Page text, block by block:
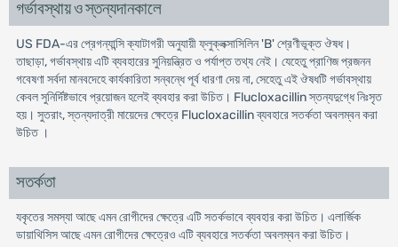
গর্ভাবস্থায় ও স্তন্যদানকালে
US FDA-এর প্রেগন্যান্সি ক্যাটাগরী অনুযায়ী ফ্লুক্লক্সাসিলিন 'B' শ্রেণীভূক্ত ঔষধ।
তাছাড়া, গর্ভাবস্থায় এটি ব্যবহারের সুনিয়ন্ত্রিত ও পর্যাপ্ত তথ্য নেই। যেহেতু প্রাণিজ প্রজনন
গবেষণা সর্বদা মানবদেহে কার্যকারিতা সন্বন্ধে পূর্ব ধারণা দেয় না, সেহেতু এই ঔষধটি গর্ভাবস্থায়
কেবল সুনির্দিষ্টভাবে প্রয়োজন হলেই ব্যবহার করা উচিত। Flucloxacillin স্তন্যদুগ্ধে নিঃসৃত
হয়। সুতরাং, স্তন্যদাত্রী মায়েদের ক্ষেত্রে Flucloxacillin ব্যবহারে সতর্কতা অবলম্বন করা
উচিত ।
সতর্কতা
যকৃতের সমস্যা আছে এমন রোগীদের ক্ষেত্রে এটি সতর্কভাবে ব্যবহার করা উচিত। এলার্জিক
ডায়াথিসিস আছে এমন রোগীদের ক্ষেত্রেও এটি ব্যবহারে সতর্কতা অবলম্বন করা উচিত।